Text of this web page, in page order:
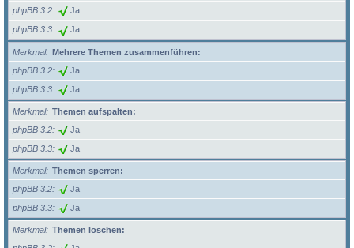
phpBB 3.2
Ja
phpBB 3.3 Ja
Merkmal
Mehrere Themen zusammenführen:
phpBB 3.2
Ja
phpBB 3.3 Ja
Merkmal
Themen aufspalten:
phpBB 3.2
Ja
phpBB 3.3 Ja
Merkmal
Themen sperren:
phpBB 3.2
Ja
phpBB 3.3 Ja
Merkmal
Themen löschen: